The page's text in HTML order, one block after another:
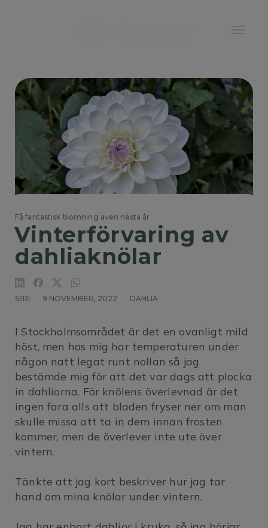
Få fantastisk blomning även nästa år
Vinterförvaring av
dahliaknölar
SIIRI 9 NOVEMBER, 2022 DAHLIA
I Stockholmsområdet är det en ovanligt mild
höst, men hos mig har temperaturen under
någon natt legat runt nollan så jag
bestämde mig för att det var dags att plocka
in dahliorna. För knölens överlevnad är det
ingen fara alls att bladen fryser ner om man
skulle missa att ta in dem innan frosten
kommer, men de överlever inte ute över
vintern.
Tänkte att jag kort beskriver hur jag tar
hand om mina knölar under vintern.